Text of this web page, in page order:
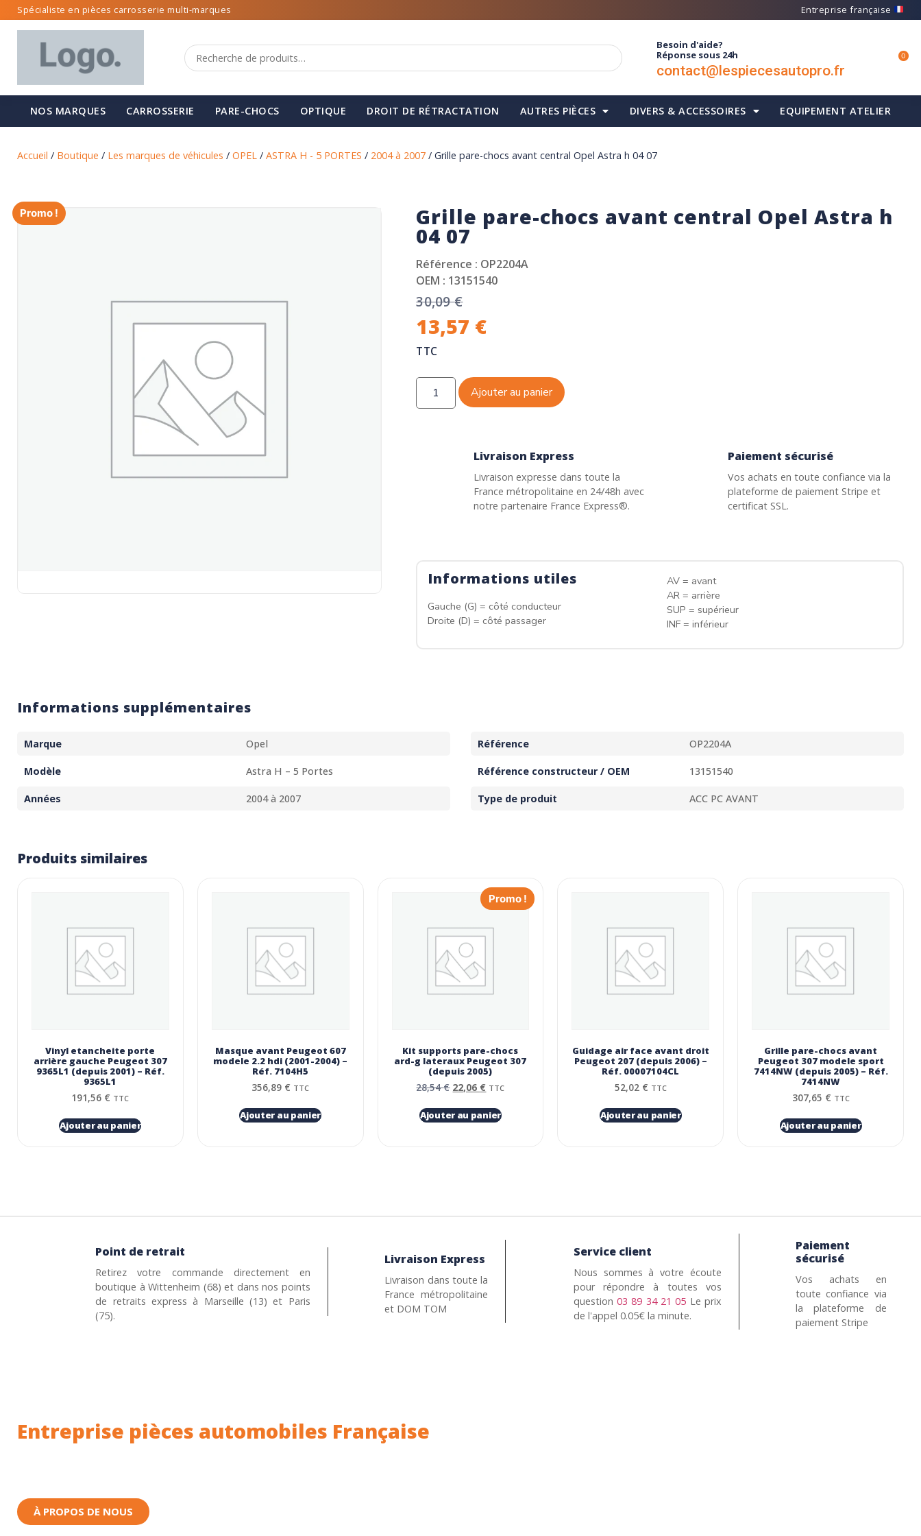
Spécialiste en pièces carrosserie multi-marques Entreprise française
Besoin d'aide?
Réponse sous 24h
contact@lespiecesautopro.fr
0
NOS MARQUES CARROSSERIE PARE-CHOCS OPTIQUE DROIT DE RÉTRACTATION AUTRES PIÈCES DIVERS & ACCESSOIRES EQUIPEMENT ATELIER
Accueil / Boutique / Les marques de véhicules / OPEL / ASTRA H - 5 PORTES / 2004 à 2007 / Grille pare-chocs avant central Opel Astra h 04 07
Promo ! Grille pare-chocs avant central Opel Astra h
04 07
Référence : OP2204A
OEM : 13151540
30,09€
13,57 €
TTC
Ajouter au panier
Livraison Express
Livraison expresse dans toute la
France métropolitaine en 24/48h avec
notre partenaire France Express®.
Paiement sécurisé
Vos achats en toute confiance via la
plateforme de paiement Stripe et
certificat SSL.
Informations utiles
Gauche (G) = côté conducteur
Droite (D) = côté passager
AV = avant
AR = arrière
SUP = supérieur
INF = inférieur
Informations supplémentaires
Marque Opel Référence OP2204A
Modèle Astra H – 5 Portes Référence constructeur / OEM 13151540
Années 2004 à 2007 Type de produit ACC PC AVANT
Produits similaires
Vinyl etancheite porte
arrière gauche Peugeot 307
9365L1 (depuis 2001) – Réf.
9365L1
191,56 € TTC
Ajouter au panier
Masque avant Peugeot 607
modele 2.2 hdi (2001-2004) –
Réf. 7104H5
356,89 € TTC
Ajouter au panier
Promo !
Kit supports pare-chocs
ard-g lateraux Peugeot 307
(depuis 2005)
28,54€ 22,06 € TTC
Ajouter au panier
Guidage air face avant droit
Peugeot 207 (depuis 2006) –
Réf. 00007104CL
52,02 € TTC
Ajouter au panier
Grille pare-chocs avant
Peugeot 307 modele sport
7414NW (depuis 2005) – Réf.
7414NW
307,65 € TTC
Ajouter au panier
Point de retrait
Retirez votre commande directement en
boutique à Wittenheim (68) et dans nos points
de retraits express à Marseille (13) et Paris
(75).
Livraison Express
Livraison dans toute la
France métropolitaine
et DOM TOM
Service client
Nous sommes à votre écoute
pour répondre à toutes vos
question03 89 34 21 05 Le prix
de l'appel 0.05€ la minute.
Paiement
sécurisé
Vos achats en
toute confiance via
la plateforme de
paiement Stripe
Entreprise pièces automobiles Française
À PROPOS DE NOUS